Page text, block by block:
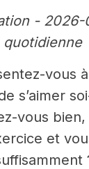
-
quotidienne
vous à
s’aimer
vous
et